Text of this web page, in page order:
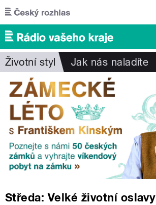
Přejít k hlavnímu obsahu
Životní styl Jak nás naladíte
Středa: Velké životní oslavy